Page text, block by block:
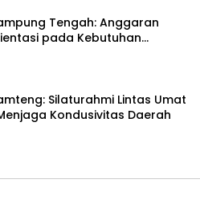
Tengah: Anggaran
pada Kebutuhan
Silaturahmi Lintas Umat
Kondusivitas Daerah